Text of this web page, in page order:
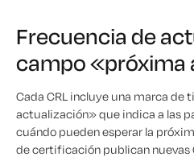
Frecuencia de
campo
Cada CRL incluye una marca de
actualización» que indica a las
cuándo pueden esperar la
de certificación publican nuevas